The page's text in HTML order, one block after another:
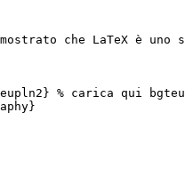
che LaTeX è
% carica qui